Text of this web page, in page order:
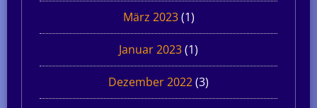
März 2023(1)
Januar 2023(1)
Dezember 2022(3)